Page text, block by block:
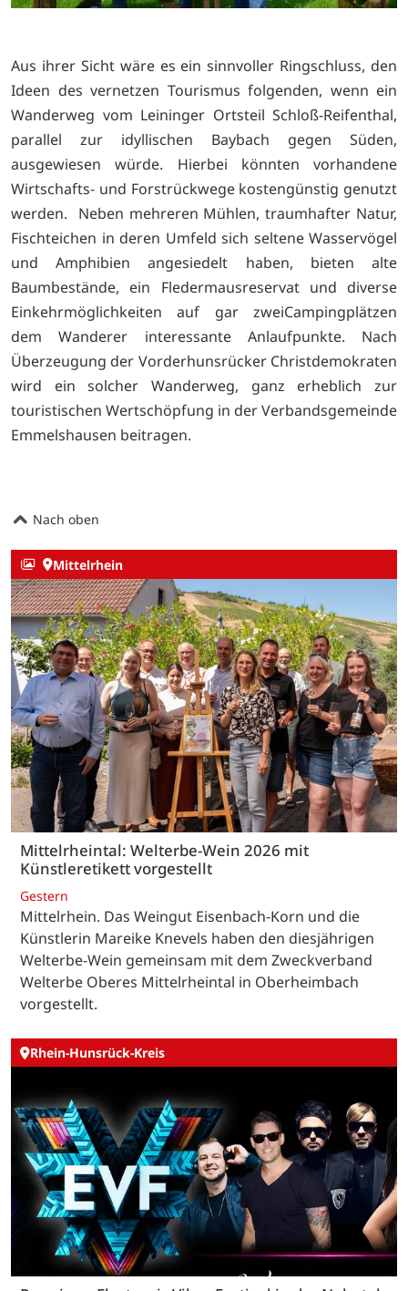
Aus ihrer Sicht wäre es ein sinnvoller Ringschluss, den
Ideen des vernetzen Tourismus folgenden, wenn ein
Wanderweg vom Leininger Ortsteil Schloß-Reifenthal,
parallel zur idyllischen Baybach gegen Süden,
ausgewiesen würde. Hierbei könnten vorhandene
Wirtschafts- und Forstrückwege kostengünstig genutzt
werden. Neben mehreren Mühlen, traumhafter Natur,
Fischteichen in deren Umfeld sich seltene Wasservögel
und Amphibien angesiedelt haben, bieten alte
Baumbestände, ein Fledermausreservat und diverse
Einkehrmöglichkeiten auf gar zweiCampingplätzen
dem Wanderer interessante Anlaufpunkte. Nach
Überzeugung der Vorderhunsrücker Christdemokraten
wird ein solcher Wanderweg, ganz erheblich zur
touristischen Wertschöpfung in der Verbandsgemeinde
Emmelshausen beitragen.
Nach oben
Mittelrhein
Mittelrheintal: Welterbe-Wein 2026 mit
Künstleretikett vorgestellt
Gestern
Mittelrhein. Das Weingut Eisenbach-Korn und die
Künstlerin Mareike Knevels haben den diesjährigen
Welterbe-Wein gemeinsam mit dem Zweckverband
Welterbe Oberes Mittelrheintal in Oberheimbach
vorgestellt.
Rhein-Hunsrück-Kreis